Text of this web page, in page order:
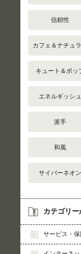
信頼性
カフェ＆ナチュ
キュート＆ポッ
エネルギッシュ
派手
和風
サイバーネオン
カテゴリー
サービス・